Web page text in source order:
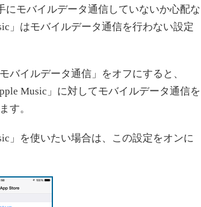
モバイルデータ通信していないか心配な
」はモバイルデータ通信を行わない設定
イルデータ通信」をオフにすると、
Music」に対してモバイルデータ通信を
す。
」を使いたい場合は、この設定をオンに